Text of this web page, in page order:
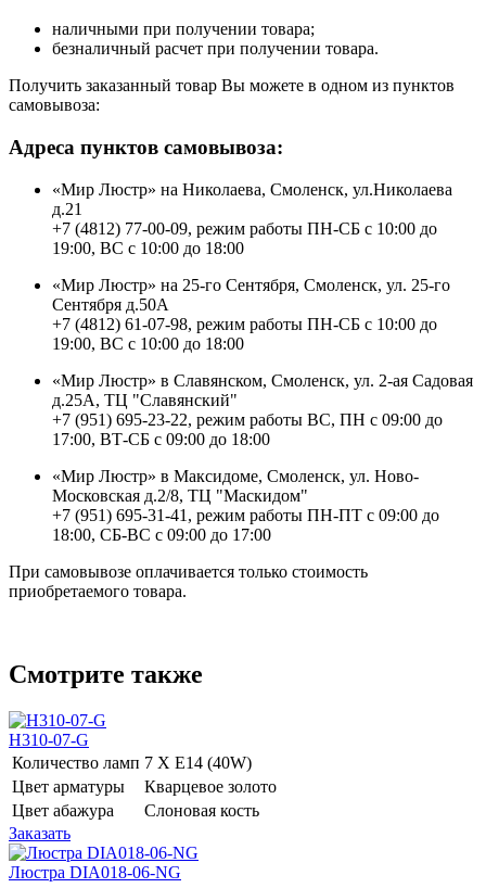
наличными при получении товара;
безналичный расчет при получении товара.
Получить заказанный товар Вы можете в одном из пунктов
самовывоза:
Адреса пунктов самовывоза:
«Мир Люстр» на Николаева, Смоленск, ул.Николаева
д.21
+7 (4812) 77-00-09, режим работы ПН-СБ с 10:00 до
19:00, ВС с 10:00 до 18:00
«Мир Люстр» на 25-го Сентября, Смоленск, ул. 25-го
Сентября д.50А
+7 (4812) 61-07-98, режим работы ПН-СБ с 10:00 до
19:00, ВС с 10:00 до 18:00
«Мир Люстр» в Славянском, Смоленск, ул. 2-ая Садовая
д.25А, ТЦ "Славянский"
+7 (951) 695-23-22, режим работы ВС, ПН с 09:00 до
17:00, ВТ-СБ с 09:00 до 18:00
«Мир Люстр» в Максидоме, Смоленск, ул. Ново-
Московская д.2/8, ТЦ "Маскидом"
+7 (951) 695-31-41, режим работы ПН-ПТ с 09:00 до
18:00, СБ-ВС с 09:00 до 17:00
При самовывозе оплачивается только стоимость
приобретаемого товара.
Смотрите также
H310-07-G
Количество ламп 7 Х E14 (40W)
Цвет арматуры
Кварцевое золото
Цвет абажура
Слоновая кость
Заказать
Люстра DIA018-06-NG